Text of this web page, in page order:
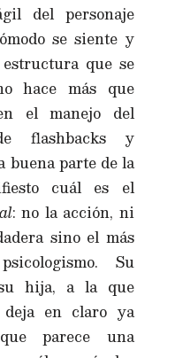
del personaje
se siente y
que se
hace más que
el manejo del
flashbacks y
parte de la
cuál es el
: no la acción, ni
sino el más
Su
hija, a la que
en claro ya
parece una